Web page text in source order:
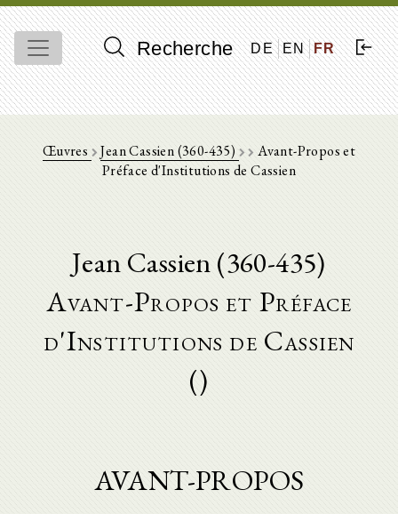
Recherche DE EN FR
Œuvres Jean Cassien (360-435)
Avant-Propos et
Préface d'Institutions de Cassien
Jean Cassien (360-435)
Avant-Propos et Préface
d'Institutions de Cassien
()
AVANT-PROPOS